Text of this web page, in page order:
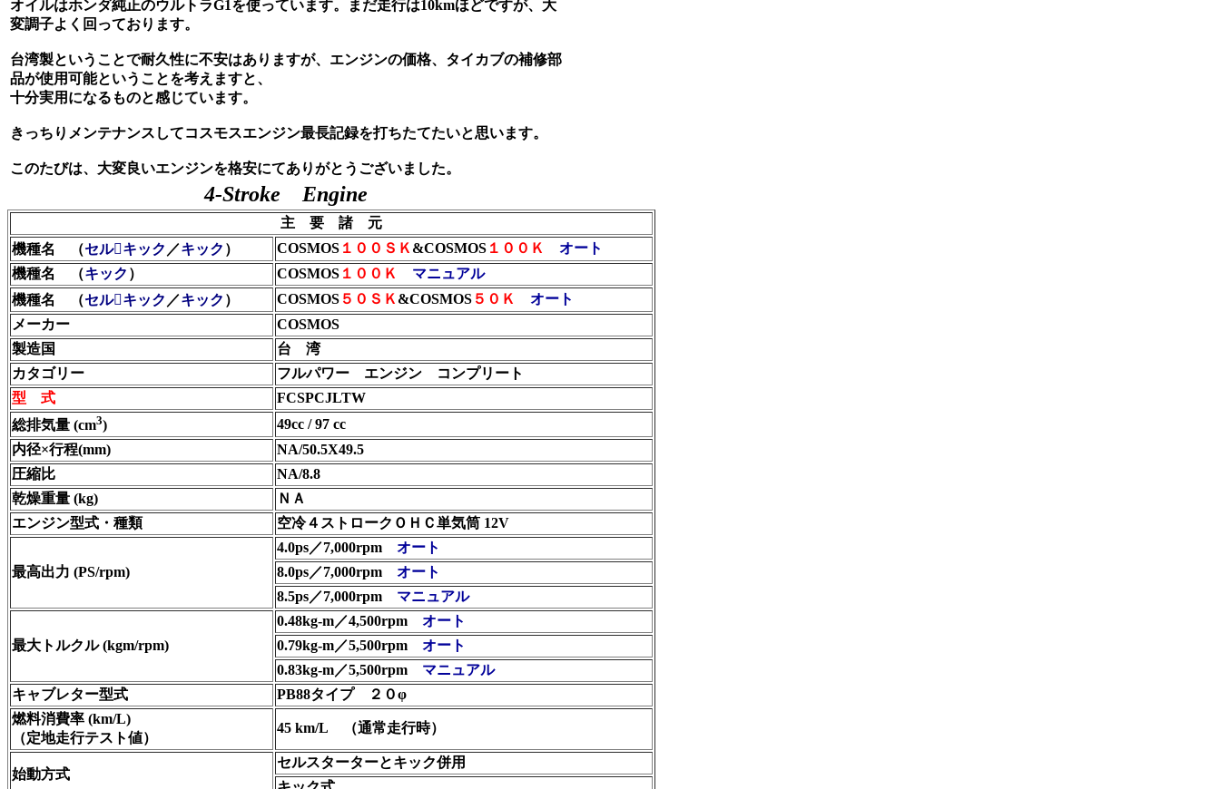
オイルはホンダ純正のウルトラG1を使っています。まだ走行は10kmほどですが、大
変調子よく回っております。
台湾製ということで耐久性に不安はありますが、エンジンの価格、タイカブの補修部
品が使用可能ということを考えますと、
十分実用になるものと感じています。
きっちりメンテナンスしてコスモスエンジン最長記録を打ちたてたいと思います。
このたびは、大変良いエンジンを格安にてありがとうございました。
4-Stroke Engine
主 要 諸 元
機種名 （セルキック ／キック ） COSMOS １００ＳＫ &COSMOS １００Ｋ オート
機種名 （キック ） COSMOS １００Ｋ
マニュアル
機種名 （セルキック ／キック ） COSMOS ５０ＳＫ &COSMOS ５０Ｋ
オート
メーカー
COSMOS
製造国
台 湾
カタゴリー
フルパワー エンジン コンプリート
型 式
FCSPCJLTW
総排気量 (cm3)
49cc / 97 cc
内径×行程(mm)
NA/50.5X49.5
圧縮比
NA/8.8
乾燥重量 (kg)
ＮＡ
エンジン型式・種類
空冷４ストロークＯＨＣ単気筒 12V
最高出力 (PS/rpm)
4.0ps／7,000rpm オート
8.0ps／7,000rpm オート
8.5ps／7,000rpm マニュアル
最大トルクル (kgm/rpm)
0.48kg-m／4,500rpm オート
0.79kg-m／5,500rpm オート
0.83kg-m／5,500rpm
マニュアル
キャブレター型式
PB88タイプ
２０φ
燃料消費率 (km/L)
（定地走行テスト値）
45 km/L （通常走行時）
始動方式
セルスターターとキック併用